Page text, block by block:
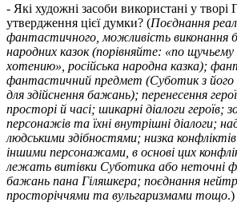
- Які художні засоби використані у
утвердження цієї думки? (Поєднання
фантастичного, можливість виконання
народних казок (порівняйте: «по
хотению», російська народна казка);
фантастичний предмет (Суботик з
для здійснення бажань); перенесення
просторі й часі; шикарні діалоги героїв;
персонажів та їхні внутрішні діалоги;
людськими здібностями; низка конфліктів
іншими персонажами, в основі цих
лежать витівки Суботика або неточні
бажань пана Гіляшкера; поєднання
просторіччями та вульгаризмами тощо.)